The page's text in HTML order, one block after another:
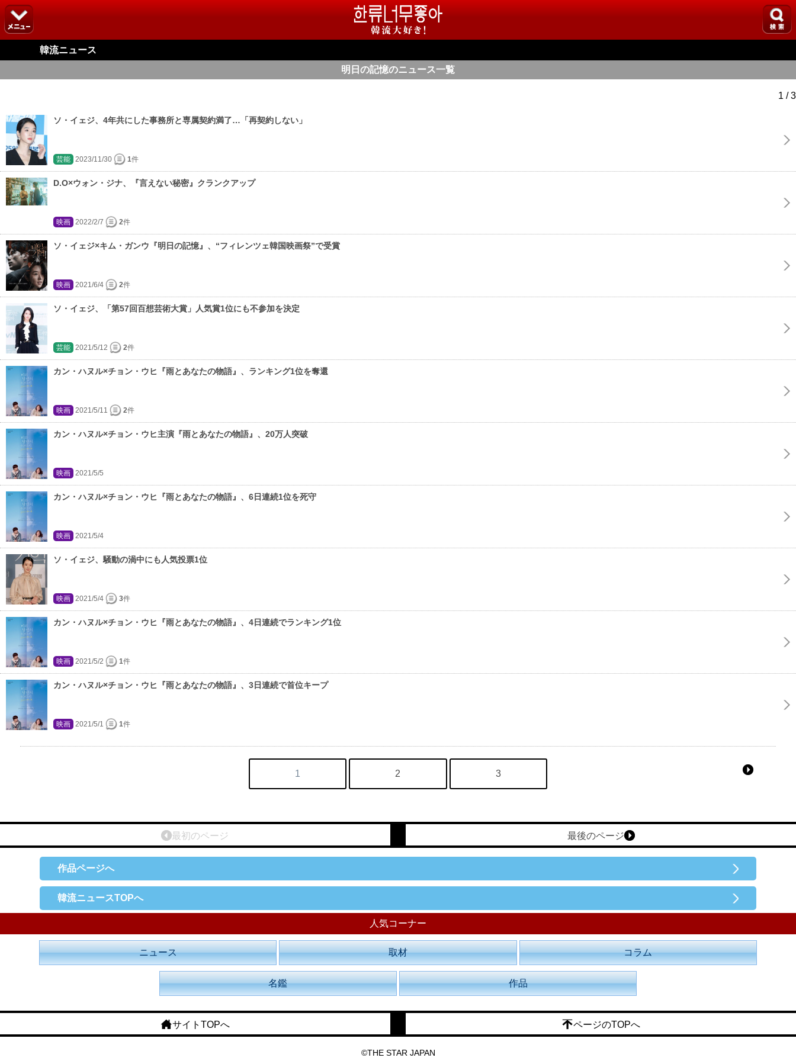
韓流ニュース
明日の記憶のニュース一覧
1 / 3
ソ・イェジ、4年共にした事務所と専属契約満了…「再契約しない」
芸能 2023/11/30 1件
D.O×ウォン・ジナ、『言えない秘密』クランクアップ
映画 2022/2/7 2件
ソ・イェジ×キム・ガンウ『明日の記憶』、“フィレンツェ韓国映画祭”で受賞
映画 2021/6/4 2件
ソ・イェジ、「第57回百想芸術大賞」人気賞1位にも不参加を決定
芸能 2021/5/12 2件
カン・ハヌル×チョン・ウヒ『雨とあなたの物語』、ランキング1位を奪還
映画 2021/5/11 2件
カン・ハヌル×チョン・ウヒ主演『雨とあなたの物語』、20万人突破
映画 2021/5/5
カン・ハヌル×チョン・ウヒ『雨とあなたの物語』、6日連続1位を死守
映画 2021/5/4
ソ・イェジ、騒動の渦中にも人気投票1位
映画 2021/5/4 3件
カン・ハヌル×チョン・ウヒ『雨とあなたの物語』、4日連続でランキング1位
映画 2021/5/2 1件
カン・ハヌル×チョン・ウヒ『雨とあなたの物語』、3日連続で首位キープ
映画 2021/5/1 1件
1 2 3
最後のページ
最初のページ
作品ページへ
韓流ニュースTOPへ
人気コーナー
ニュース 取材 コラム
名鑑 作品
サイトTOPへ ページのTOPへ
©THE STAR JAPAN